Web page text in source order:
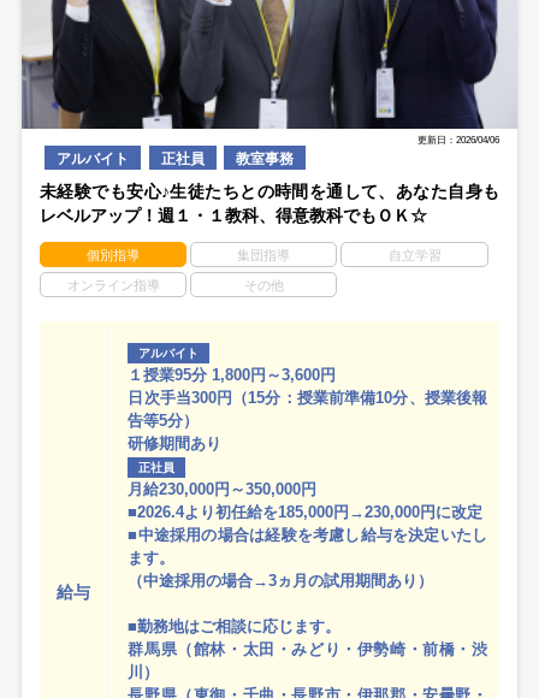
更新日：2026/04/06
アルバイト 正社員 教室事務
未経験でも安心♪生徒たちとの時間を通して、あなた自身も
レベルアップ！週１・１教科、得意教科でもＯＫ☆
個別指導 集団指導 自立学習
オンライン指導 その他
給与
アルバイト
１授業95分 1,800円～3,600円
日次手当300円（15分：授業前準備10分、授業後報
告等5分）
研修期間あり
正社員
月給230,000円～350,000円
■2026.4より初任給を185,000円→230,000円に改定
■中途採用の場合は経験を考慮し給与を決定いたし
ます。
（中途採用の場合→3ヵ月の試用期間あり）
■勤務地はご相談に応じます。
群馬県（館林・太田・みどり・伊勢崎・前橋・渋
川）